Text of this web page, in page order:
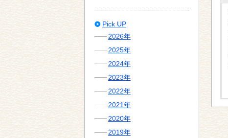
Pick UP
2026年
2025年
2024年
2023年
2022年
2021年
2020年
2019年